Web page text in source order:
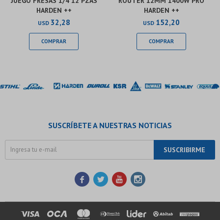
HARDEN ++
USD 32,28
HARDEN ++
USD 152,20
SUSCRÍBETE A NUESTRAS NOTICIAS
SUSCRIBIRME
   